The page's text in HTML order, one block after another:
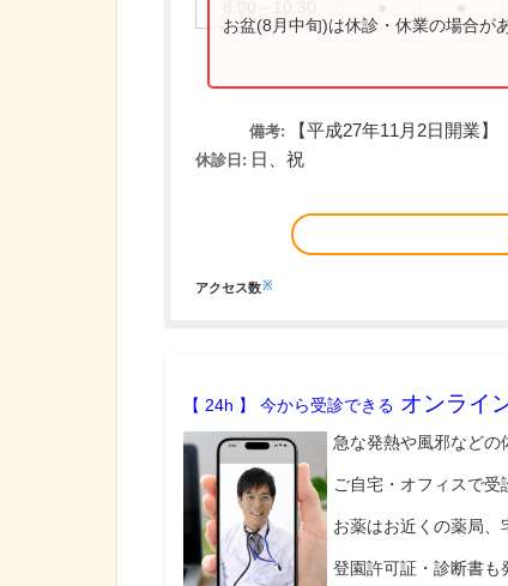
お盆(8月中旬)は休診・休業の場合が
備考: 【平成27年11月2日開業】
休診日: 日、祝
アクセス数※
【 24h 】 今から受診できる オンライ
急な発熱や風邪などの
ご自宅・オフィスで受
お薬はお近くの薬局、
登園許可証・診断書も